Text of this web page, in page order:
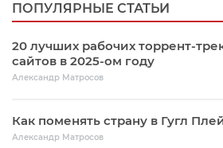
ПОПУЛЯРНЫЕ СТАТЬИ
20 лучших рабочих торрент-
сайтов в 2025-ом году
Александр Матросов
Как поменять страну в Гугл
Александр Матросов